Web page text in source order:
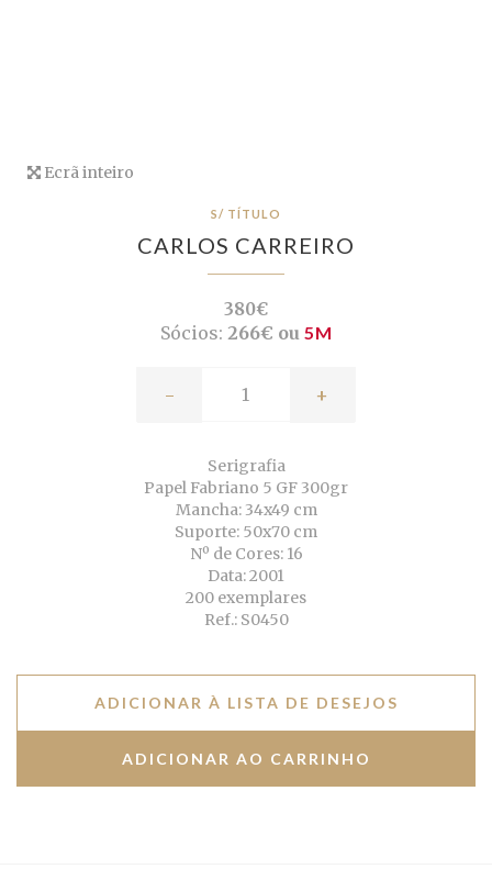
Ecrã inteiro
S/ TÍTULO
CARLOS CARREIRO
380€
Sócios: 266€ ou 5M
- +
Serigrafia
Papel Fabriano 5 GF 300gr
Mancha: 34x49 cm
Suporte: 50x70 cm
Nº de Cores: 16
Data: 2001
200 exemplares
Ref.: S0450
ADICIONAR À LISTA DE DESEJOS